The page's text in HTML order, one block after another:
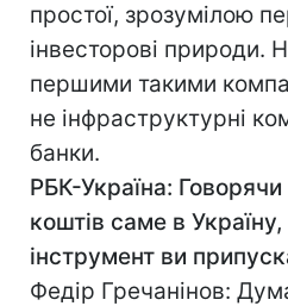
простої, зрозумілою
інвесторові природи.
першими такими
не інфраструктурні
банки.
РБК-Україна:
коштів саме в
інструмент ви
Федір Гречанінов: